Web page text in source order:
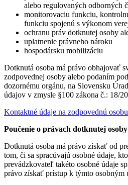
alebo regulovaných odborných
monitorovaciu funkciu,
funkciu spojenú s výkonom
ochranu práv dotknutej osoby
uplatnenie právneho nároku
hospodársku mobilizáciu
Dotknutá osoba má právo obhajovať
zodpovednej osoby alebo podaním
dozornému orgánu, na Slovensku
údajov v zmysle §100 zákona č.: 18/
Kontaktné údaje na zodpovednú osobu
Poučenie o právach dotknutej osoby
Dotknutá osoba má právo získať od
tom, či sa spracúvajú osobné údaje,
prevádzkovateľ takéto osobné údaje
právo získať prístup k týmto osobným